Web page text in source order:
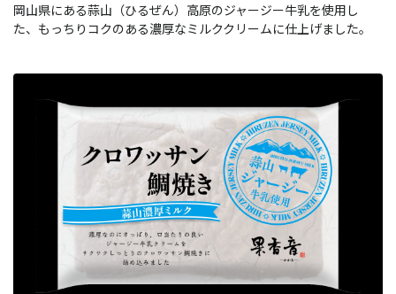
岡山県にある蒜山（ひるぜん）高原のジャージー牛乳を使用し
た、もっちりコクのある濃厚なミルククリームに仕上げました。